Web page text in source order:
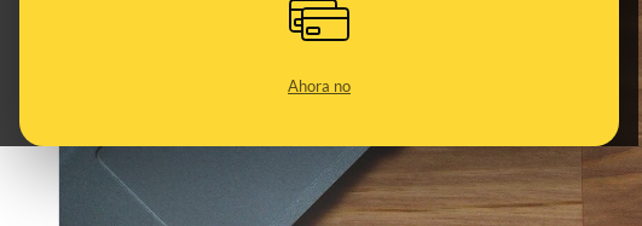
Ahora no